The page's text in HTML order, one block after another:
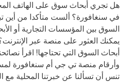
هل تجري أبحاث سوق على الهاتف
في سنغافورة؟ ألست متأكدا من أين
السوق بين المؤسسات التجارية أو
يمكنك العثور على منصة عبر
أبحاث السوق التي تحتاجها! اقرأ
وأرقام منصة تي جي أم سنغافورة
تنس أن تسألنا عن خبرتنا المحلية مع